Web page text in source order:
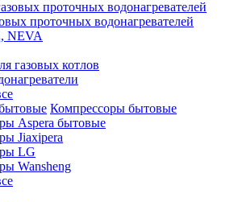
проточных водонагревателей
NEVA
газовых котлов
Компрессоры бытовые
Aspera бытовые
Jiaxipera
LG
Wansheng